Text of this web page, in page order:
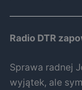
Radio DTR
Sprawa radnej
wyjątek, ale